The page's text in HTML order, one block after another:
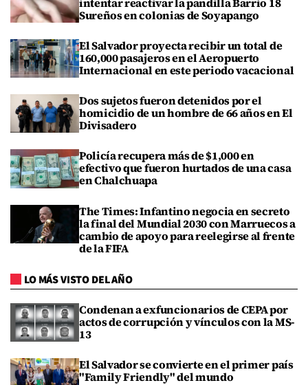
Sureños en colonias de Soyapango
El Salvador proyecta recibir un total de
160,000 pasajeros en el Aeropuerto
Internacional en este periodo vacacional
Dos sujetos fueron detenidos por el
homicidio de un hombre de 66 años en El
Divisadero
Policía recupera más de $1,000 en
efectivo que fueron hurtados de una casa
en Chalchuapa
The Times: Infantino negocia en secreto
la final del Mundial 2030 con Marruecos a
cambio de apoyo para reelegirse al frente
de la FIFA
LO MÁS VISTO DEL AÑO
Condenan a exfuncionarios de CEPA por
actos de corrupción y vínculos con la MS-
13
El Salvador se convierte en el primer país
"Family Friendly" del mundo